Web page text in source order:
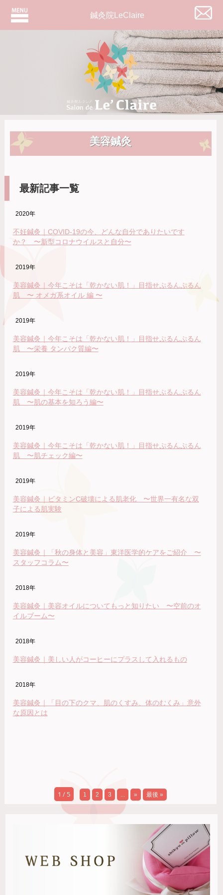
鍼灸院LeClaire
美容鍼灸
最新記事一覧
2020年
不妊鍼灸｜COVID-19の今、どんな自分でありたいです
か？ 〜新型コロナウイルスと自分〜
2019年
美容鍼灸｜今年こそは「乾かない肌！」目指せぷるんぷるん
肌 〜 オメガ系オイル 編 〜
2019年
美容鍼灸｜今年こそは「乾かない肌！」目指せぷるんぷるん
肌 〜栄養 タンパク質編〜
2019年
美容鍼灸｜今年こそは「乾かない肌！」目指せぷるんぷるん
肌 〜肌の基本を知ろう編〜
2019年
美容鍼灸｜今年こそは「乾かない肌！」目指せぷるんぷるん
肌 〜肌チェック編〜
2019年
美容鍼灸｜ビタミンC破壊による肌老化 〜世界一有名な双
子による肌実験
2019年
美容鍼灸｜「秋の身体と美容」東洋医学的ケアをご紹介 〜
スタッフコラム〜
2018年
美容鍼灸｜美容オイルについてもっと知りたい 〜空前のオ
イルブーム〜
2018年
美容鍼灸｜美しい人がコーヒーにプラスして入れるもの
2018年
美容鍼灸｜「目の下のクマ、肌のくすみ、体のむくみ」意外
な原因とは
1 / 5 1 2 3 ... » 最後 »